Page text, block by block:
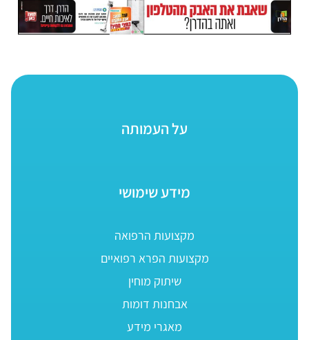
על העמותה
מידע שימושי
מקצועות הרפואה
מקצועות הפרא רפואיים
שיתוק מוחין
אבחנות דומות
מאגרי מידע